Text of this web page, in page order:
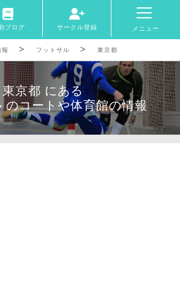
ブログ サークル登録 メニュー
フットサル 東京都
東京都 にある
のコートや体育館の情報